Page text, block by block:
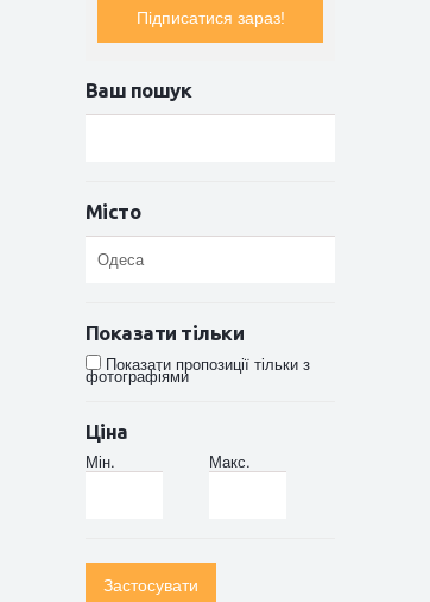
Підписатися зараз!
Ваш пошук
Місто
Показати тільки
Показати пропозиції тільки з
фотографіями
Ціна
Мін.
Макс.
Застосувати